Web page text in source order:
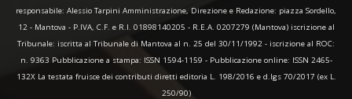
responsabile: Alessio Tarpini Amministrazione, Direzione e Redazione: piazza Sordello,
12 - Mantova - P.IVA, C.F. e R.I. 01898140205 - R.E.A. 0207279 (Mantova) iscrizione al
Tribunale: iscritta al Tribunale di Mantova al n. 25 del 30/11/1992 - iscrizione al ROC:
n. 9363 Pubblicazione a stampa: ISSN 1594-1159 - Pubblicazione online: ISSN 2465-
132X La testata fruisce dei contributi diretti editoria L. 198/2016 e d.lgs 70/2017 (ex L.
250/90)